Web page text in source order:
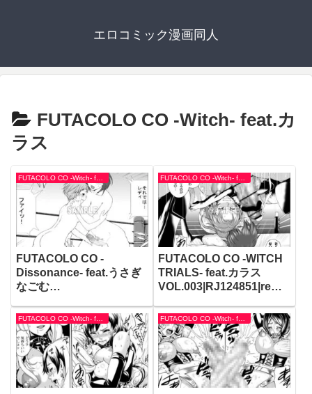
エロコミック漫画同人
FUTACOLO CO -Witch- feat.カ
ラス
FUTACOLO CO -Witch- feat.カラス
FUTACOLO CO -
Dissonance- feat.うさぎ
なごむ
ra works
FUTACOLO CO -Witch- feat.カラス
FUTACOLO CO -WITCH
TRIALS- feat.カラス
VOL.003|RJ124851|remo
FUTACOLO CO -Witch- feat.カラス FUTACOLO CO -Witch- feat.カラス